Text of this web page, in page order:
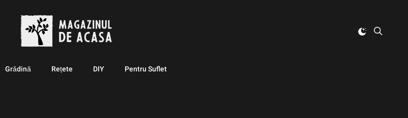
Grădină Rețete DIY Pentru Suflet